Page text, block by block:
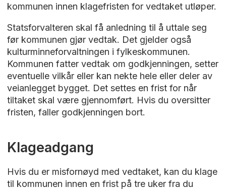
kommunen innen klagefristen for vedtaket utløper.
Statsforvalteren skal få anledning til å uttale seg
før kommunen gjør vedtak. Det gjelder også
kulturminneforvaltningen i fylkeskommunen.
Kommunen fatter vedtak om godkjenningen, setter
eventuelle vilkår eller kan nekte hele eller deler av
veianlegget bygget. Det settes en frist for når
tiltaket skal være gjennomført. Hvis du oversitter
fristen, faller godkjenningen bort.
Klageadgang
Hvis du er misfornøyd med vedtaket, kan du klage
til kommunen innen en frist på tre uker fra du